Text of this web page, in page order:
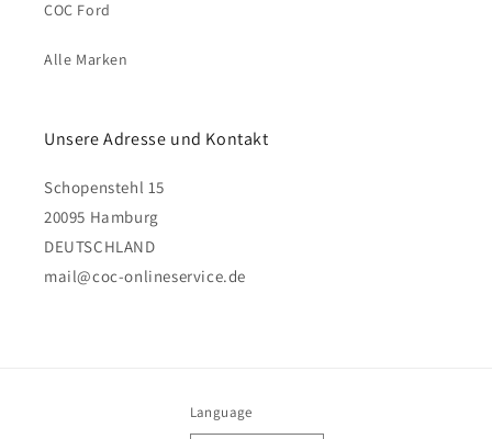
COC Ford
Alle Marken
Unsere Adresse und Kontakt
Schopenstehl 15
20095 Hamburg
DEUTSCHLAND
mail@coc-onlineservice.de
Language